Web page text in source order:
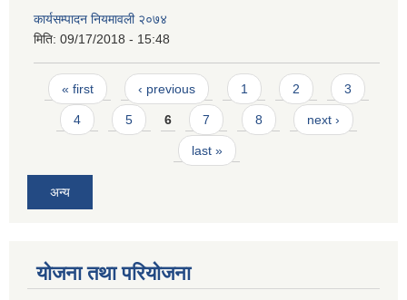
कार्यसम्पादन नियमावली २०७४
मिति: 09/17/2018 - 15:48
Pages
« first ‹ previous 1 2 3
4 5 6 7 8 next ›
last »
अन्य
योजना तथा परियोजना